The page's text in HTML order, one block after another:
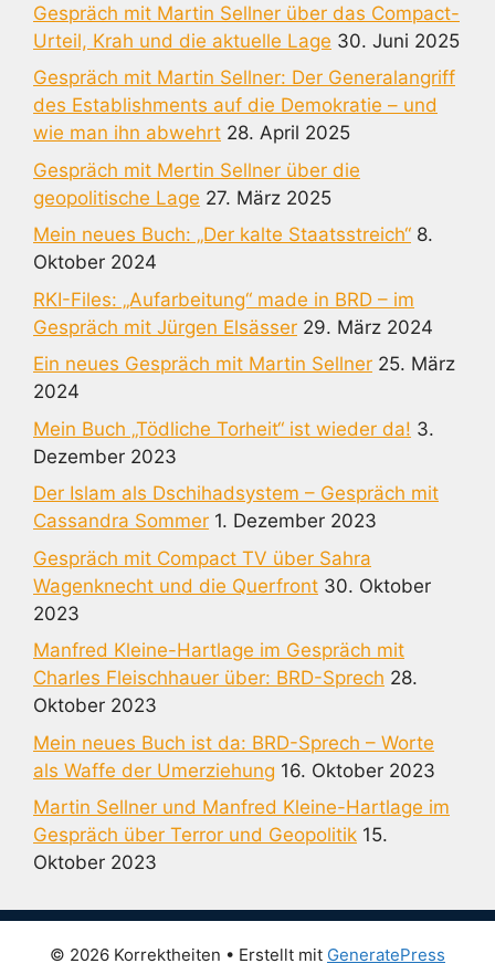
Gespräch mit Martin Sellner über das Compact-
Urteil, Krah und die aktuelle Lage 30. Juni 2025
Gespräch mit Martin Sellner: Der Generalangriff
des Establishments auf die Demokratie – und
wie man ihn abwehrt 28. April 2025
Gespräch mit Mertin Sellner über die
geopolitische Lage 27. März 2025
Mein neues Buch: „Der kalte Staatsstreich“ 8.
Oktober 2024
RKI-Files: „Aufarbeitung“ made in BRD – im
Gespräch mit Jürgen Elsässer 29. März 2024
Ein neues Gespräch mit Martin Sellner 25. März
2024
Mein Buch „Tödliche Torheit“ ist wieder da! 3.
Dezember 2023
Der Islam als Dschihadsystem – Gespräch mit
Cassandra Sommer 1. Dezember 2023
Gespräch mit Compact TV über Sahra
Wagenknecht und die Querfront 30. Oktober
2023
Manfred Kleine-Hartlage im Gespräch mit
Charles Fleischhauer über: BRD-Sprech 28.
Oktober 2023
Mein neues Buch ist da: BRD-Sprech – Worte
als Waffe der Umerziehung 16. Oktober 2023
Martin Sellner und Manfred Kleine-Hartlage im
Gespräch über Terror und Geopolitik 15.
Oktober 2023
© 2026 Korrektheiten • Erstellt mit GeneratePress